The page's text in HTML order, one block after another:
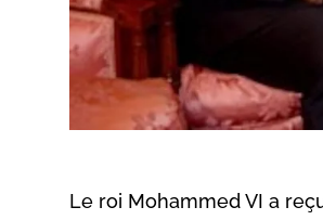
Le roi Mohammed VI a